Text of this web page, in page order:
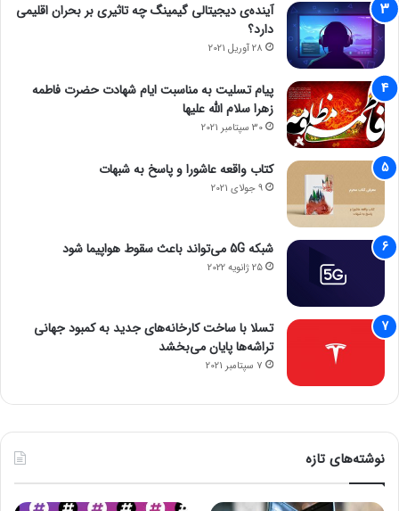
آینده‌ی دیجیتالی گیمینگ چه تاثیری بر بحران اقلیمی
دارد؟
28 آوریل 2021
پیام تسلیت به مناسبت ایام شهادت حضرت فاطمه
زهرا سلام الله علیها
30 سپتامبر 2021
کتاب واقعه عاشورا و پاسخ به شبهات
9 جولای 2021
شبکه 5G می‌تواند باعث سقوط هواپیما شود
25 ژانویه 2022
تسلا با ساخت کارخانه‌های جدید به کمبود جهانی
تراشه‌ها پایان می‌بخشد
7 سپتامبر 2021
نوشته‌های تازه